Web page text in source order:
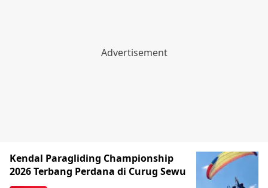
Kendal Paragliding Championship
2026 Terbang Perdana di Curug Sewu